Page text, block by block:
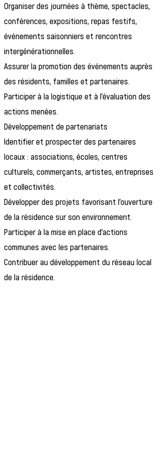
Organiser des journées à thème, spectacles,
conférences, expositions, repas festifs,
événements saisonniers et rencontres
intergénérationnelles.
Assurer la promotion des événements auprès
des résidents, familles et partenaires.
Participer à la logistique et à l'évaluation des
actions menées.
Développement de partenariats
Identifier et prospecter des partenaires
locaux : associations, écoles, centres
culturels, commerçants, artistes, entreprises
et collectivités.
Développer des projets favorisant l'ouverture
de la résidence sur son environnement.
Participer à la mise en place d'actions
communes avec les partenaires.
Contribuer au développement du réseau local
de la résidence.